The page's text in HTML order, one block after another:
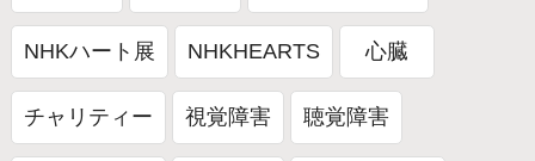
NHKハート展 NHKHEARTS 心臓
チャリティー 視覚障害 聴覚障害